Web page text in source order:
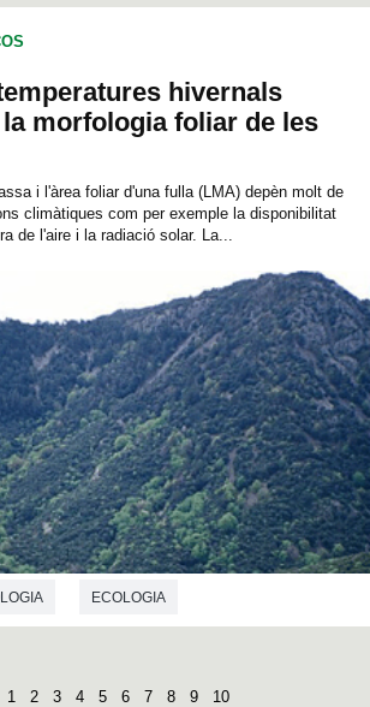
hivernals
morfologia foliar de les
i l'àrea foliar d'una fulla (LMA) depèn molt de
climàtiques com per exemple la disponibilitat
de l'aire i la radiació solar. La...
ECOLOGIA
1 2 3 4 5 6 7 8 9
10